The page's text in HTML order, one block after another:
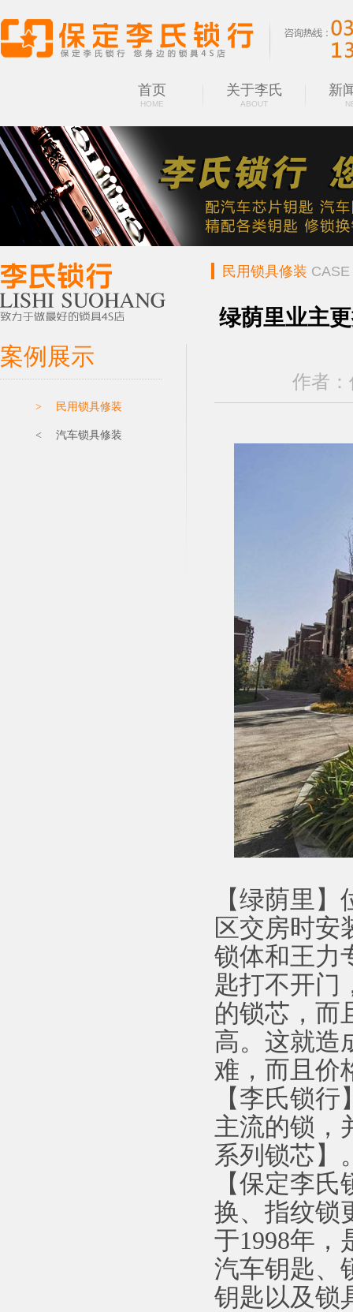
首页
HOME
关于李氏
ABOUT
新
案例展示
> 民用锁具修装
< 汽车锁具修装
民用锁具修装 CASE
绿荫里业主
作者：
【绿荫里
区交房时安
锁体和王力
匙打不开门
的锁芯，而
高。这就造
难，而且价
【李氏锁
主流的锁，
系列锁芯】
【保定李
换、指纹锁
于1998年，
汽车钥匙、
钥匙以及锁